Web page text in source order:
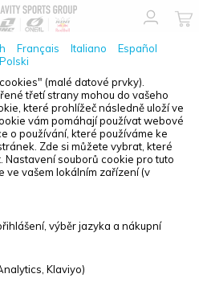
Français Italiano
Español
Polski
(malé datové prvky).
třetí strany mohou do vašeho
které prohlížeč následně uloží ve
vám pomáhají používat webové
o používání, které používáme ke
Zde si můžete vybrat, které
Nastavení souborů cookie pro tuto
ve vašem lokálním zařízení (v
výběr jazyka a nákupní
Klaviyo)
RED BULL
v motorsportu nyní získává nový
společností Gravity Sports Group.
je v rakouském motorsportu
vášně a dokonalosti v
spojuje dvě ikonické